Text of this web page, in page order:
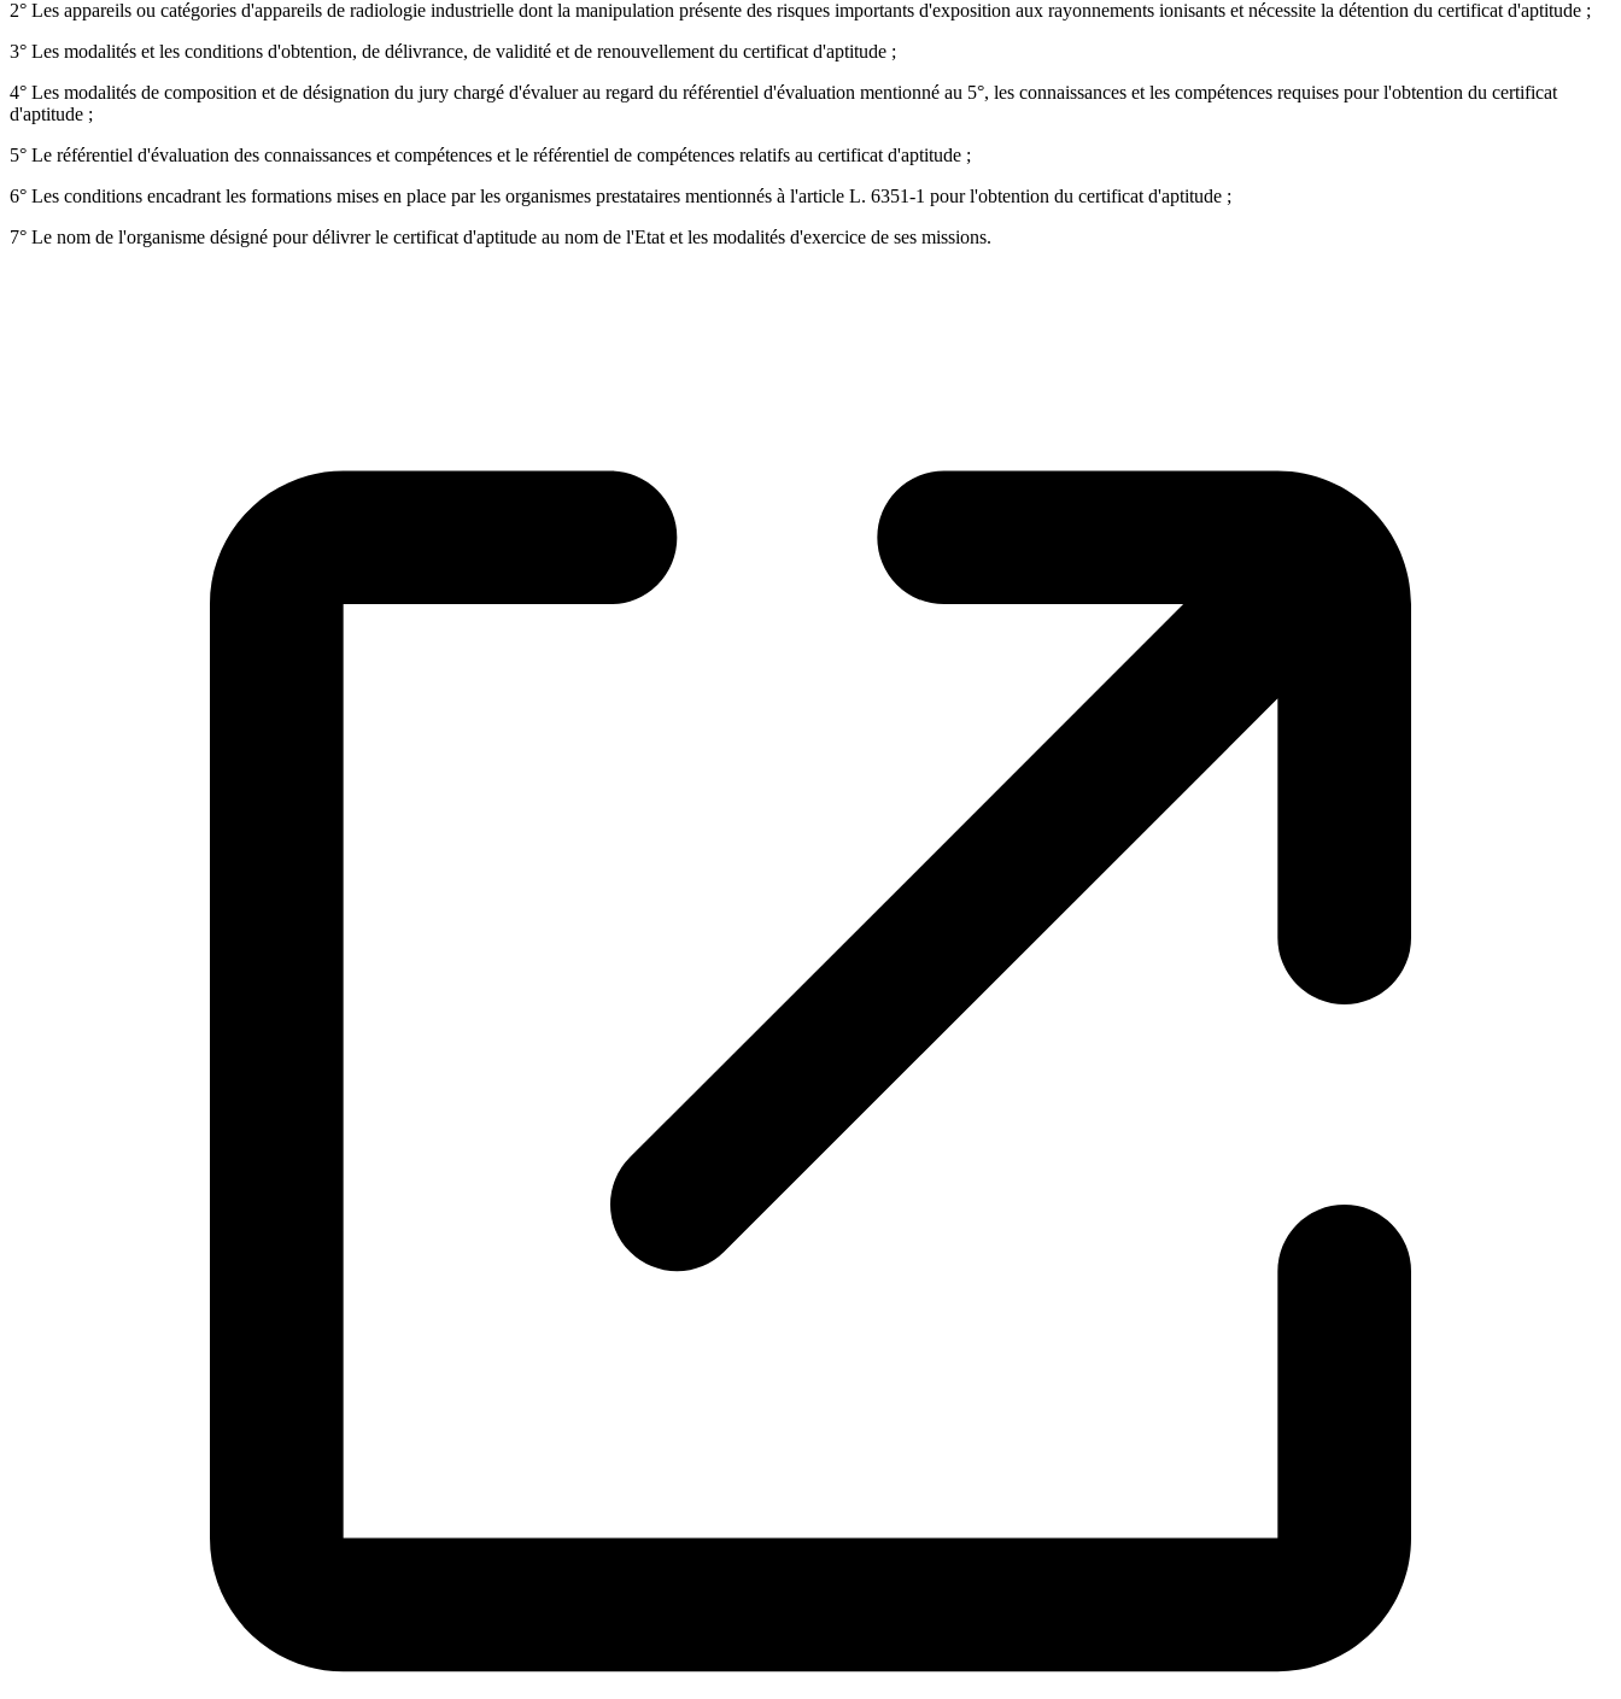
2° Les appareils ou catégories d'appareils de radiologie industrielle dont la manipulation présente des risques importants d'exposition aux rayonnements ionisants et nécessite la détention du certificat d'aptitude ;
3° Les modalités et les conditions d'obtention, de délivrance, de validité et de renouvellement du certificat d'aptitude ;
4° Les modalités de composition et de désignation du jury chargé d'évaluer au regard du référentiel d'évaluation mentionné au 5°, les connaissances et les compétences requises pour l'obtention du certificat
d'aptitude ;
5° Le référentiel d'évaluation des connaissances et compétences et le référentiel de compétences relatifs au certificat d'aptitude ;
6° Les conditions encadrant les formations mises en place par les organismes prestataires mentionnés à l'article L. 6351-1 pour l'obtention du certificat d'aptitude ;
7° Le nom de l'organisme désigné pour délivrer le certificat d'aptitude au nom de l'Etat et les modalités d'exercice de ses missions.